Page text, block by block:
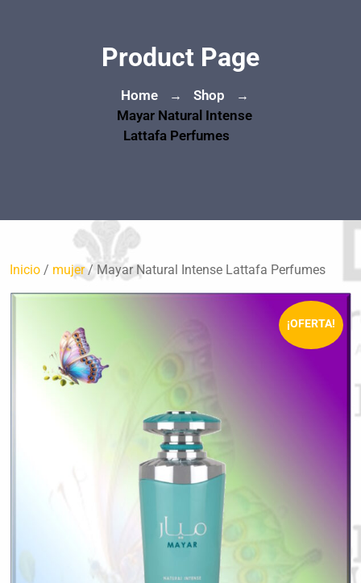
Product Page
Home → Shop →
Mayar Natural Intense
Lattafa Perfumes
Inicio / mujer/ Mayar Natural Intense Lattafa Perfumes
¡OFERTA!